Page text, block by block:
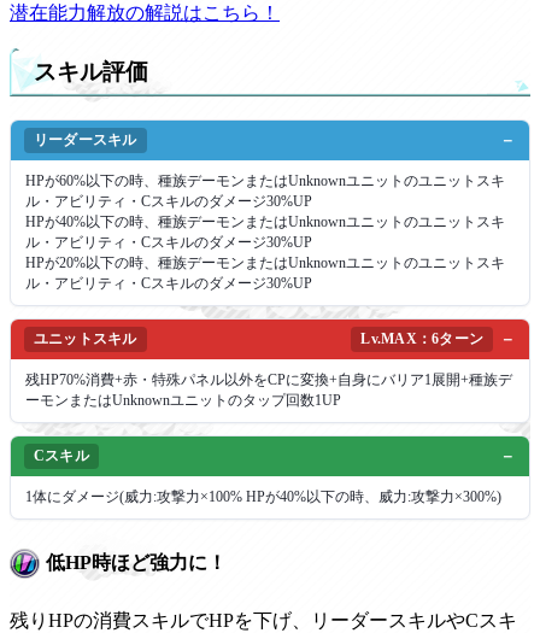
潜在能力解放の解説はこちら！
スキル評価
リーダースキル
HPが60%以下の時、種族デーモンまたはUnknownユニットのユニットスキ
ル・アビリティ・Cスキルのダメージ30%UP
HPが40%以下の時、種族デーモンまたはUnknownユニットのユニットスキ
ル・アビリティ・Cスキルのダメージ30%UP
HPが20%以下の時、種族デーモンまたはUnknownユニットのユニットスキ
ル・アビリティ・Cスキルのダメージ30%UP
ユニットスキル Lv.MAX：6ターン
残HP70%消費+赤・特殊パネル以外をCPに変換+自身にバリア1展開+種族デ
ーモンまたはUnknownユニットのタップ回数1UP
Cスキル
1体にダメージ(威力:攻撃力×100% HPが40%以下の時、威力:攻撃力×300%)
低HP時ほど強力に！
残りHPの消費スキルでHPを下げ、リーダースキルやCスキ